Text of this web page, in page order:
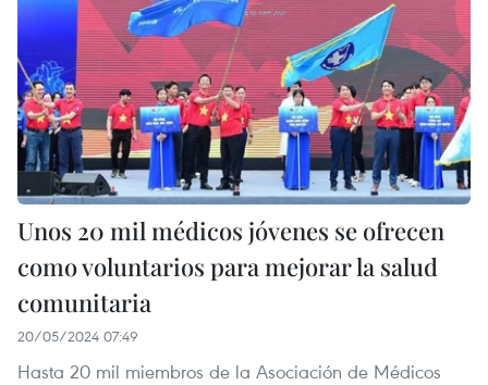
Unos 20 mil médicos jóvenes se ofrecen
como voluntarios para mejorar la salud
comunitaria
20/05/2024 07:49
Hasta 20 mil miembros de la Asociación de Médicos